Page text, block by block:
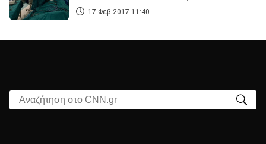
17 Φεβ 2017 11:40
Αναζήτηση στο CNN.gr